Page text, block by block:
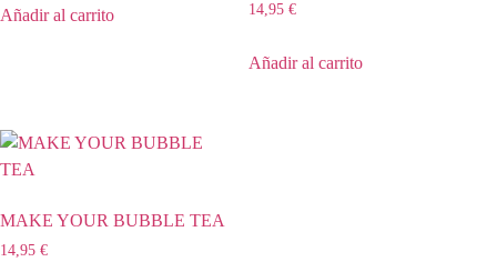
Añadir al carrito 14,95 €
Añadir al carrito
MAKE YOUR BUBBLE TEA
14,95 €